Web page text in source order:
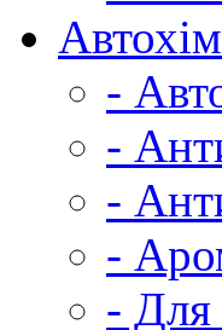
-
-
-
-
- Для